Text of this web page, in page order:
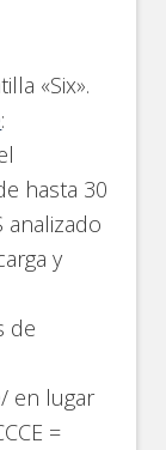
«Six».
:
hasta 30
analizado
y
de
en lugar
=